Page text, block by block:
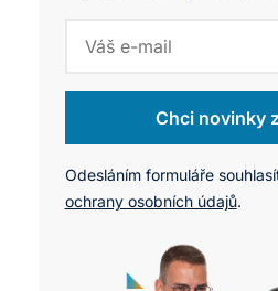
Chci novinky
Odesláním formuláře
ochrany osobních údajů.